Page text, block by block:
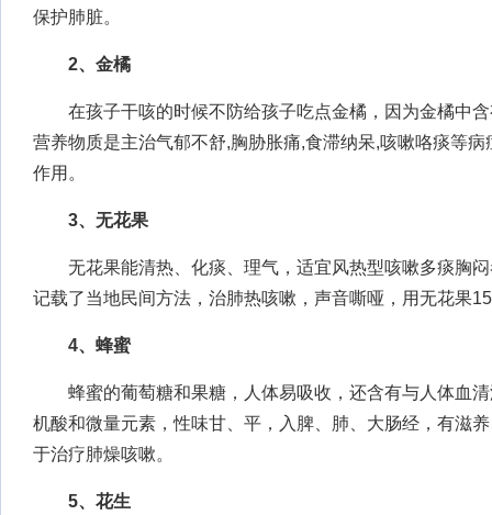
保护肺脏。
2、金橘
在孩子干咳的时候不防给孩子吃点金橘，因为金橘中含
营养物质是主治气郁不舒,胸胁胀痛,食滞纳呆,咳嗽咯痰等
作用。
3、无花果
无花果能清热、化痰、理气，适宜风热型咳嗽多痰胸闷
记载了当地民间方法，治肺热咳嗽，声音嘶哑，用无花果
4、蜂蜜
蜂蜜的葡萄糖和果糖，人体易吸收，还含有与人体血清
机酸和微量元素，性味甘、平，入脾、肺、大肠经，有滋
于治疗肺燥咳嗽。
5、花生